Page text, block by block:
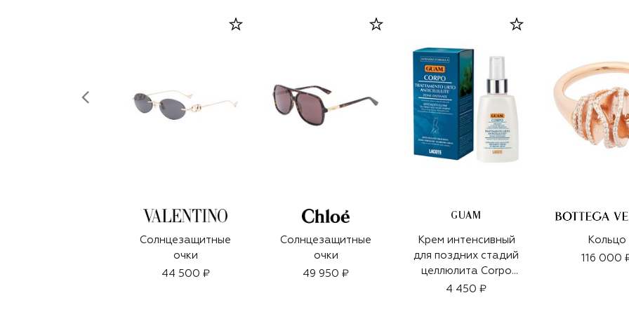
Солнцезащитные
очки
44 500 ₽
Солнцезащитные
очки
49 950 ₽
GUAM
Крем интенсивный
для поздних стадий
целлюлита Corpo
(100ml)
4 450 ₽
Кольцо
116 000